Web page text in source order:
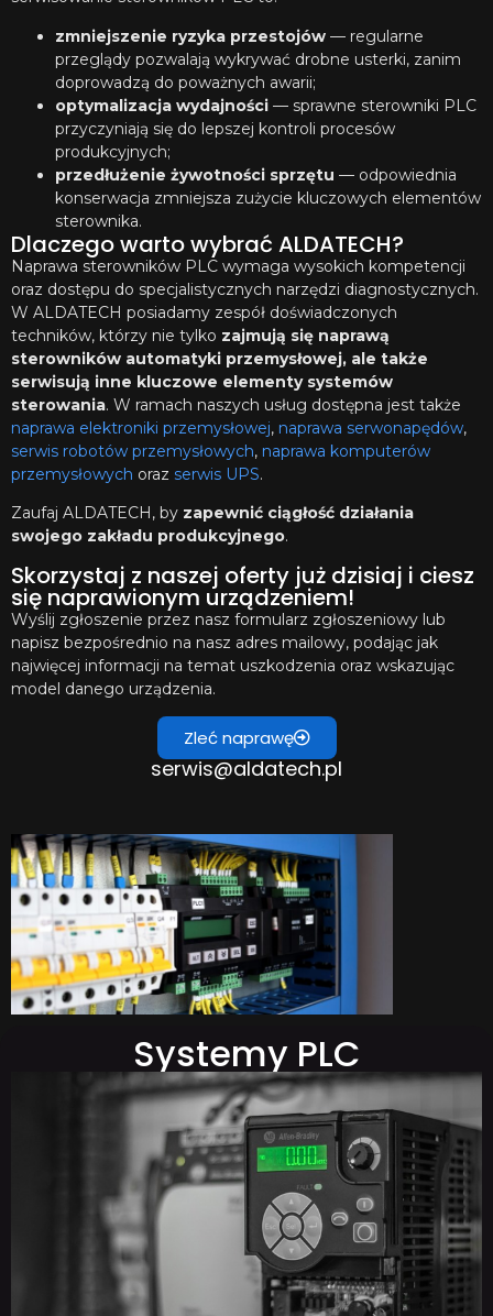
zmniejszenie ryzyka przestojów — regularne
przeglądy pozwalają wykrywać drobne usterki, zanim
doprowadzą do poważnych awarii;
optymalizacja wydajności — sprawne sterowniki PLC
przyczyniają się do lepszej kontroli procesów
produkcyjnych;
przedłużenie żywotności sprzętu — odpowiednia
konserwacja zmniejsza zużycie kluczowych elementów
sterownika.
Dlaczego warto wybrać ALDATECH?
Naprawa sterowników PLC wymaga wysokich kompetencji
oraz dostępu do specjalistycznych narzędzi diagnostycznych.
W ALDATECH posiadamy zespół doświadczonych
techników, którzy nie tylko zajmują się naprawą
sterowników automatyki przemysłowej, ale także
serwisują inne kluczowe elementy systemów
sterowania. W ramach naszych usług dostępna jest także
naprawa elektroniki przemysłowej, naprawa serwonapędów,
serwis robotów przemysłowych, naprawa komputerów
przemysłowych oraz serwis UPS.
Zaufaj ALDATECH, by zapewnić ciągłość działania
swojego zakładu produkcyjnego.
Skorzystaj z naszej oferty już dzisiaj i ciesz
się naprawionym urządzeniem!
Wyślij zgłoszenie przez nasz formularz zgłoszeniowy lub
napisz bezpośrednio na nasz adres mailowy, podając jak
najwięcej informacji na temat uszkodzenia oraz wskazując
model danego urządzenia.
Zleć naprawę
serwis@aldatech.pl
Systemy PLC